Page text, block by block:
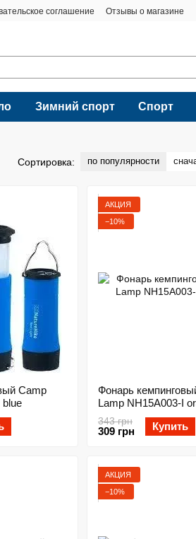
соглашение Отзывы о магазине
Зимний спорт Спорт
Сортировка: по популярности
Camp
blue
АКЦИЯ
−10%
Фонарь
Lamp NH15A003-I
343 грн
309 грн Купить
АКЦИЯ
−10%